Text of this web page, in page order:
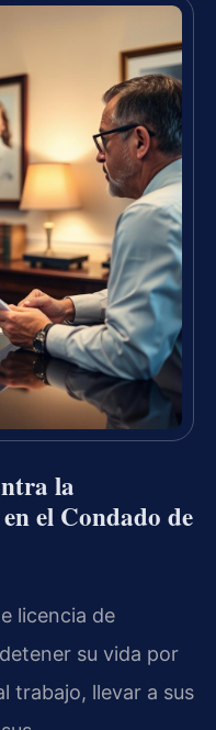
la
el Condado de
licencia de
su vida por
trabajo, llevar a sus